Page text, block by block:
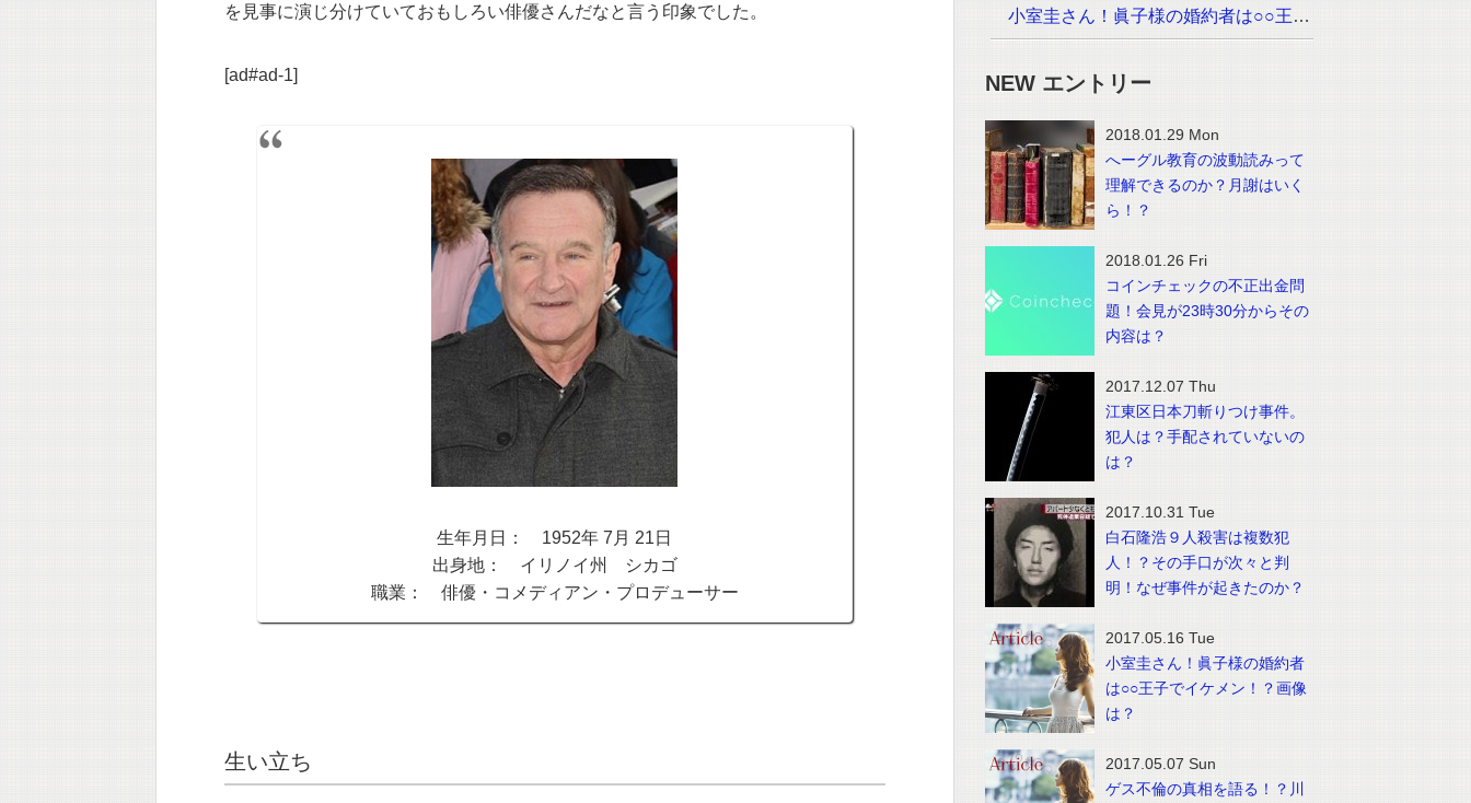
を見事に演じ分けていておもしろい俳優さんだなと言う印象でした。
[ad#ad-1]
生年月日： 1952年 7月 21日
出身地： イリノイ州 シカゴ
職業： 俳優・コメディアン・プロデューサー
生い立ち
小室圭さん！眞子様の婚約者は○○王子でイケメン！？画像は？
NEW エントリー
2018.01.29 Mon
へーグル教育の波動読みって
理解できるのか？月謝はいく
ら！？
2018.01.26 Fri
コインチェックの不正出金問
題！会見が23時30分からその
内容は？
2017.12.07 Thu
江東区日本刀斬りつけ事件。
犯人は？手配されていないの
は？
2017.10.31 Tue
白石隆浩９人殺害は複数犯
人！？その手口が次々と判
明！なぜ事件が起きたのか？
2017.05.16 Tue
小室圭さん！眞子様の婚約者
は○○王子でイケメン！？画像
は？
2017.05.07 Sun
ゲス不倫の真相を語る！？川